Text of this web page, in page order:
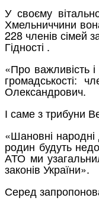
У своєму
Хмельниччини
228 членів сімей
Гідності .
«Про важливість
громадськості:
Олександрович.
І саме з трибуни
«Шановні народні
родин будуть
АТО ми
законів України».
Серед